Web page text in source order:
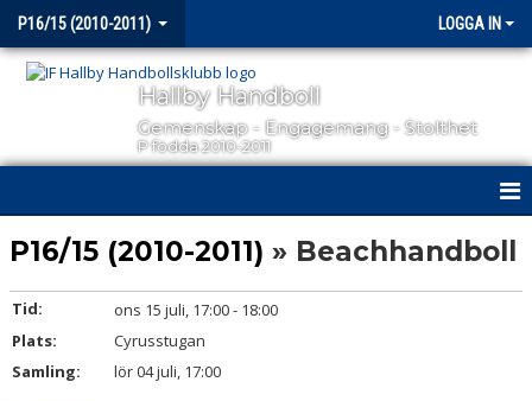
P16/15 (2010-2011) LOGGA IN
Hallby Handboll
Gemenskap - Engagemang - Stolthet
P födda 2010-2011
HEM
NYHETER
KALENDER
P16/15 (2010-2011) » Beachhandboll
Tid:
ons 15 juli, 17:00 - 18:00
Plats:
Cyrusstugan
Samling:
lör 04 juli, 17:00